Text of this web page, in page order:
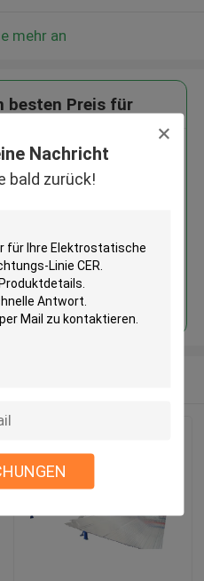
Nachricht
bald zurück!
mehr an
besten Preis für
PLC-
Beschichtungs-